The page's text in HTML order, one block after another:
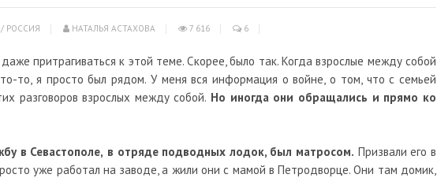
/ РОССИЯ НАТАЛЬЯ АСТАХОВА 7 616 6
притрагиваться к этой теме. Скорее, было так. Когда взрослые между собой
то, я просто был рядом. У меня вся информация о войне, о том, что с семьей
разговоров взрослых между собой. Но иногда они обращались и прямо ко
в Севастополе, в отряде подводных лодок, был матросом. Призвали его в
уже работал на заводе, а жили они с мамой в Петродворце. Они там домик,